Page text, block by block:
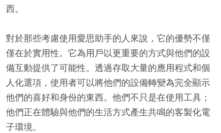
西。
對於那些考慮使用愛思助手的人來說，它的優勢不僅
僅在於實用性。它為用戶以更重要的方式與他們的設
備互動提供了可能性。透過存取大量的應用程式和個
人化選項，使用者可以將他們的設備轉變為完全顯示
他們的喜好和身份的東西。他們不只是在使用工具；
他們正在體驗與他們的生活方式產生共鳴的客製化電
子環境。